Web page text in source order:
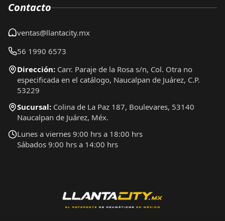
Contacto
ventas@llantacity.mx
56 1990 6573
Dirección: Carr. Paraje de la Rosa s/n, Col. Otra no
especificada en el catálogo, Naucalpan de Juárez, C.P.
53229
Sucursal: Colina de La Paz 187, Boulevares, 53140
Naucalpan de Juárez, Méx.
Lunes a viernes 9:00 hrs a 18:00 hrs
Sábados 9:00 hrs a 14:00 hrs